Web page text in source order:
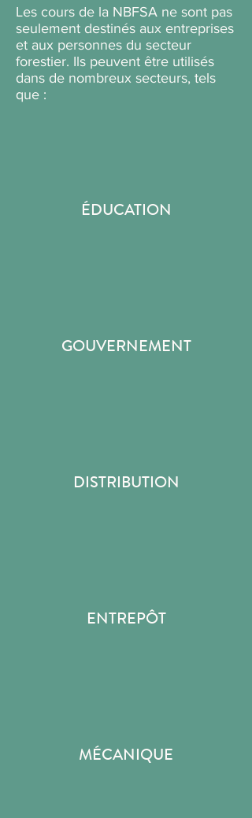
Les cours de la NBFSA ne sont pas
seulement destinés aux entreprises
et aux personnes du secteur
forestier. Ils peuvent être utilisés
dans de nombreux secteurs, tels
que :
ÉDUCATION
GOUVERNEMENT
DISTRIBUTION
ENTREPÔT
MÉCANIQUE